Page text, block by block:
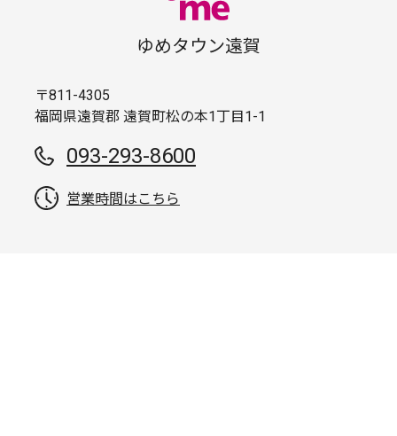
ゆめタウン遠賀
〒811-4305
福岡県遠賀郡 遠賀町松の本1丁目1-1
093-293-8600
営業時間はこちら